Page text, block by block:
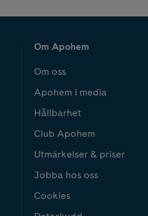
Om Apohem
Om oss
Apohem i media
Hållbarhet
Club Apohem
Utmärkelser & priser
Jobba hos oss
Cookies